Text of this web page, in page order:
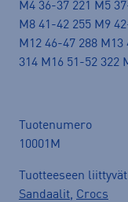
M4 36-37 221 M5
M8 41-42 255 M9
M12 46-47 288
314 M16 51-52 322
Tuotenumero
10001M
Tuotteeseen
Sandaalit, Crocs